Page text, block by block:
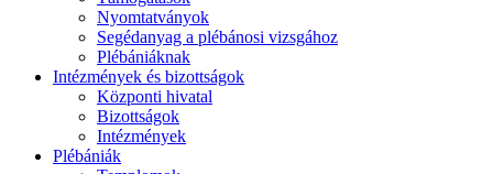
Nyomtatványok
Segédanyag a plébánosi vizsgához
Plébániáknak
Intézmények és bizottságok
Központi hivatal
Bizottságok
Intézmények
Plébániák